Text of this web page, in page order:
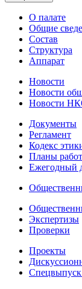
О палате
Общие
Состав
Структура
Аппарат
Новости
Новости
Новости
Документы
Регламент
Кодекс
Планы
Ежегодный
Экспертизы
Проверки
Проекты